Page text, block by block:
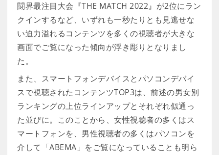
闘界最注目大会『THE MATCH 2022』が2位にラン
クインするなど、いずれも一秒たりとも見逃せな
い迫力溢れるコンテンツを多くの視聴者が大きな
画面でご覧になった傾向が浮き彫りとなりまし
た。
また、スマートフォンデバイスとパソコンデバイ
スで視聴されたコンテンツTOP3は、前述の男女別
ランキングの上位ラインアップとそれぞれ似通っ
た並びに。このことから、女性視聴者の多くはス
マートフォンを、男性視聴者の多くはパソコンを
介して「ABEMA」をご覧になっていることも明ら